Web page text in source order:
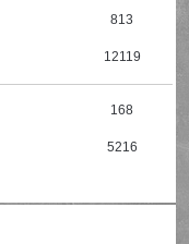
813
12119
168
5216